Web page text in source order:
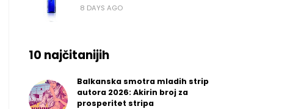
8 DAYS AGO
10 najčitanijih
Balkanska smotra mladih strip
autora 2026: Akirin broj za
prosperitet stripa